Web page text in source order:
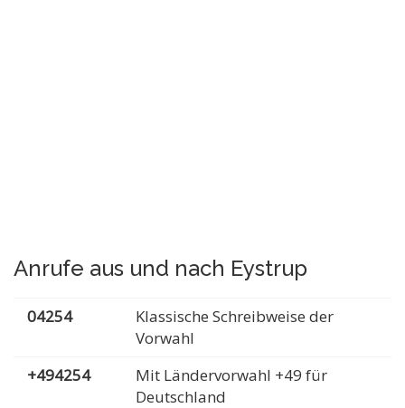
Anrufe aus und nach Eystrup
04254
Klassische Schreibweise der
Vorwahl
+494254
Mit Ländervorwahl +49 für
Deutschland